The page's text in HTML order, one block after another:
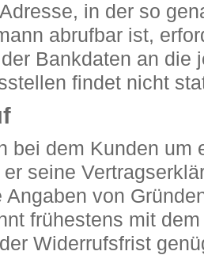
in der so
abrufbar ist,
Bankdaten an die
findet nicht
bei dem Kunden um
er seine
von
frühestens mit
Widerrufsfrist